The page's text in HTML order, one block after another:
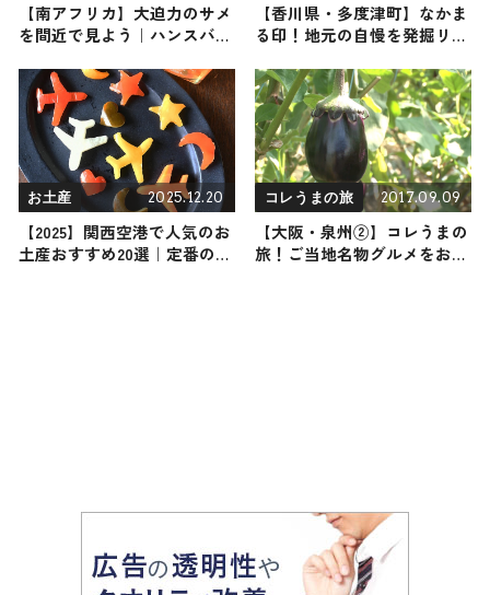
【南アフリカ】大迫力のサメ
を間近で見よう｜ハンスバー
ープ植物区保護地域群を巡る
旅
【香川県・多度津町】なかま
る印！地元の自慢を発掘リポ
お土産 2025.12.20
【2025】関西空港で人気のお
土産おすすめ20選｜定番のお
コレうまの旅 2017.09.09
【大阪・泉州②】コレうまの
旅！ご当地名物グルメをお届